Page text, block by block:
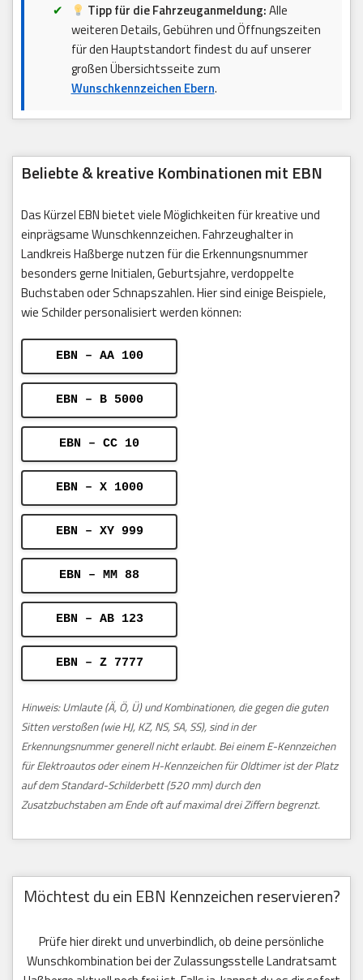
Tipp für die Fahrzeuganmeldung:Alle
weiteren Details, Gebühren und Öffnungszeiten
für den Hauptstandort findest du auf unserer
großen Übersichtsseite zum
Wunschkennzeichen Ebern.
Beliebte & kreative Kombinationen mit EBN
Das Kürzel EBN bietet viele Möglichkeiten für kreative und
einprägsame Wunschkennzeichen. Fahrzeughalter in
Landkreis Haßberge nutzen für die Erkennungsnummer
besonders gerne Initialen, Geburtsjahre, verdoppelte
Buchstaben oder Schnapszahlen. Hier sind einige Beispiele,
wie Schilder personalisiert werden können:
EBN – AA 100
EBN – B 5000
EBN – CC 10
EBN – X 1000
EBN – XY 999
EBN – MM 88
EBN – AB 123
EBN – Z 7777
Hinweis: Umlaute (Ä, Ö, Ü) und Kombinationen, die gegen die guten
Sitten verstoßen (wie HJ, KZ, NS, SA, SS), sind in der
Erkennungsnummer generell nicht erlaubt. Bei einem E-Kennzeichen
für Elektroautos oder einem H-Kennzeichen für Oldtimer ist der Platz
auf dem Standard-Schilderbett (520 mm) durch den
Zusatzbuchstaben am Ende oft auf maximal drei Ziffern begrenzt.
Möchtest du ein EBN Kennzeichen reservieren?
Prüfe hier direkt und unverbindlich, ob deine persönliche
Wunschkombination bei der Zulassungsstelle Landratsamt